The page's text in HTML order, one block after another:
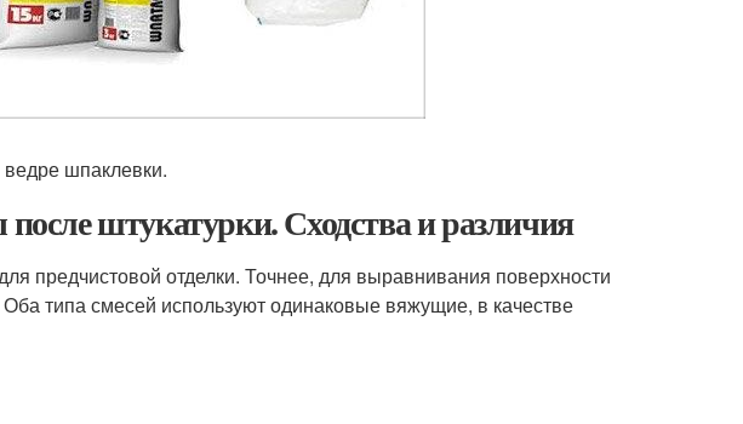
шпаклевки.
штукатурки. Сходства и различия
предчистовой отделки. Точнее, для выравнивания поверхности
типа смесей используют одинаковые вяжущие, в качестве